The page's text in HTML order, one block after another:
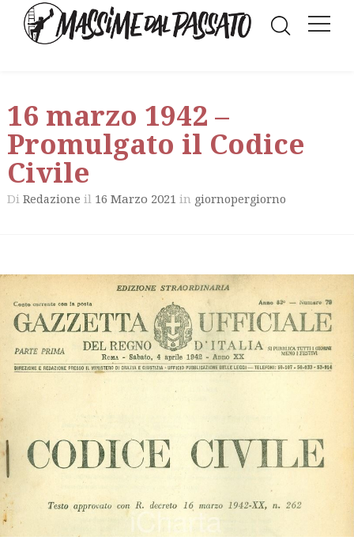
16 marzo 1942 –
Promulgato il Codice
Civile
Di Redazione il 16 Marzo 2021 in giornopergiorno